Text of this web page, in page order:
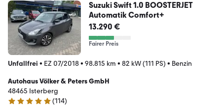
Suzuki Swift 1.0 BOOSTERJET
Automatik Comfort+
13.290 €
Fairer Preis
Unfallfrei • EZ 07/2018• 98.815 km • 82 kW (111 PS) • Benzin
Autohaus Völker & Peters GmbH
48465 Isterberg
4.9 Sterne
(114)